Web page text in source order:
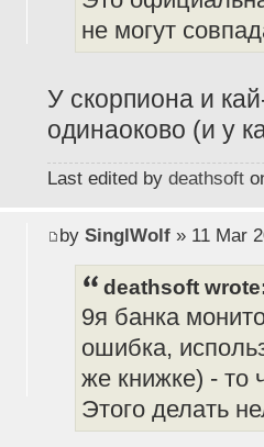
не могут
У скорпиона и
одинаоково (и у
Last edited by deathsoft
by SinglWolf» 11 Mar
deathsoft
9я банка
ошибка,
же книжке) - то
Этого делать